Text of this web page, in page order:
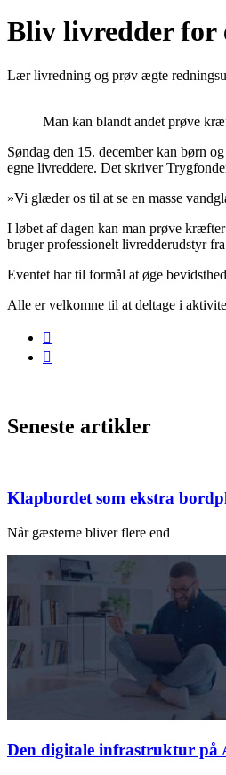
Bliv livredder for
Lær livredning og prøv ægte
Man kan blandt andet prøve
Søndag den 15. december kan børn
egne livreddere. Det skriver
»Vi glæder os til at se en masse
I løbet af dagen kan man prøve
bruger professionelt livredderudstyr
Eventet har til formål at øge
Alle er velkomne til at deltage i
Seneste artikler
Klapbordet som ekstra
Når gæsterne bliver flere end
Den digitale infrastruktur på